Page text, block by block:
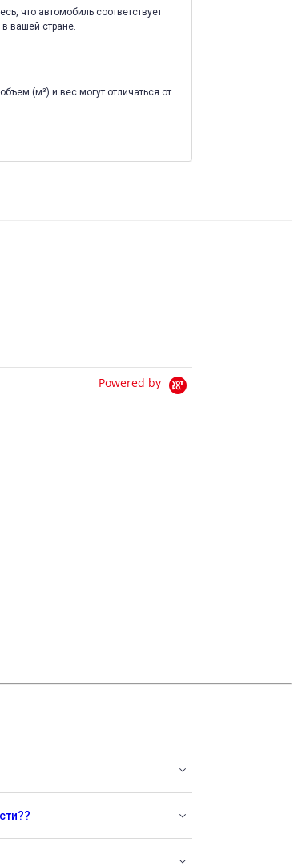
что автомобиль соответствует
вашей стране.
(м³) и вес могут отличаться от
Powered by